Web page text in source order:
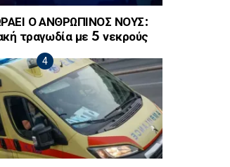
Ο ΑΝΘΡΩΠΙΝΟΣ ΝΟΥΣ:
τραγωδία με 5 νεκρούς